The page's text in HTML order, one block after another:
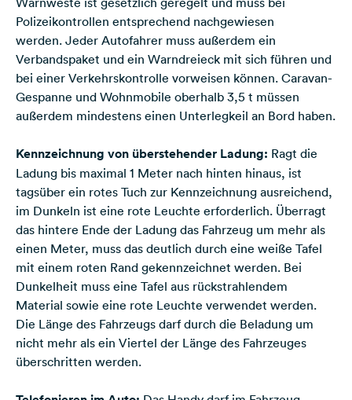
Polizeikontrollen entsprechend nachgewiesen
werden. Jeder Autofahrer muss außerdem ein
Verbandspaket und ein Warndreieck mit sich führen und
bei einer Verkehrskontrolle vorweisen können. Caravan-
Gespanne und Wohnmobile oberhalb 3,5 t müssen
außerdem mindestens einen Unterlegkeil an Bord haben.
Kennzeichnung von überstehender Ladung: Ragt die
Ladung bis maximal 1 Meter nach hinten hinaus, ist
tagsüber ein rotes Tuch zur Kennzeichnung ausreichend,
im Dunkeln ist eine rote Leuchte erforderlich. Überragt
das hintere Ende der Ladung das Fahrzeug um mehr als
einen Meter, muss das deutlich durch eine weiße Tafel
mit einem roten Rand gekennzeichnet werden. Bei
Dunkelheit muss eine Tafel aus rückstrahlendem
Material sowie eine rote Leuchte verwendet werden.
Die Länge des Fahrzeugs darf durch die Beladung um
nicht mehr als ein Viertel der Länge des Fahrzeuges
überschritten werden.